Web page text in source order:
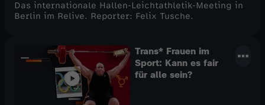
Das internationale Hallen-Leichtathletik-Meeting in
Berlin im Relive. Reporter: Felix Tusche.
Trans* Frauen im
Sport: Kann es fair
für alle sein?